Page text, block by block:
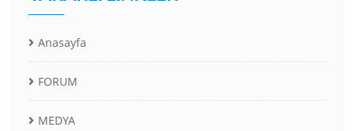
Anasayfa
FORUM
MEDYA